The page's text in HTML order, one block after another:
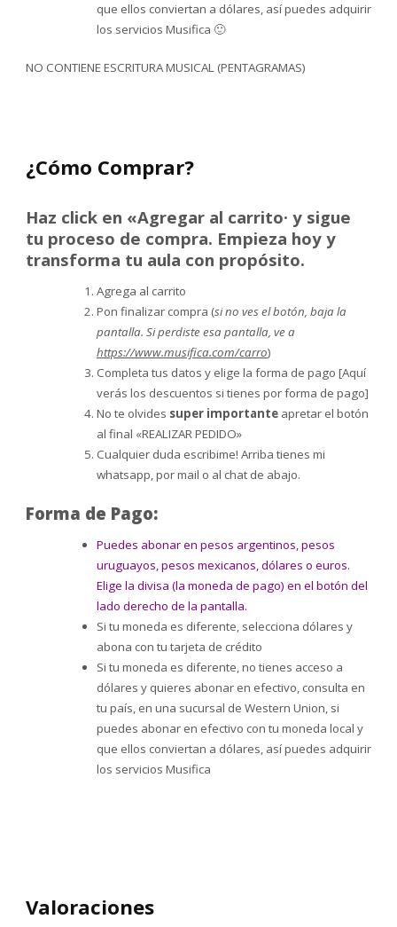
que ellos conviertan a dólares, así puedes adquirir
los servicios Musifica 🙂
NO CONTIENE ESCRITURA MUSICAL (PENTAGRAMAS)
¿Cómo Comprar?
Haz click en «Agregar al carrito· y sigue
tu proceso de compra. Empieza hoy y
transforma tu aula con propósito.
Agrega al carrito
Pon finalizar compra (si no ves el botón, baja la
pantalla. Si perdiste esa pantalla, ve a
https://www.musifica.com/carro)
Completa tus datos y elige la forma de pago [Aquí
verás los descuentos si tienes por forma de pago]
No te olvides super importanteapretar el botón
al final «REALIZAR PEDIDO»
Cualquier duda escribime! Arriba tienes mi
whatsapp, por mail o al chat de abajo.
Forma de Pago:
Puedes abonar en pesos argentinos, pesos
uruguayos, pesos mexicanos, dólares o euros.
Elige la divisa (la moneda de pago) en el botón del
lado derecho de la pantalla.
Si tu moneda es diferente, selecciona dólares y
abona con tu tarjeta de crédito
Si tu moneda es diferente, no tienes acceso a
dólares y quieres abonar en efectivo, consulta en
tu país, en una sucursal de Western Union, si
puedes abonar en efectivo con tu moneda local y
que ellos conviertan a dólares, así puedes adquirir
los servicios Musifica
Valoraciones